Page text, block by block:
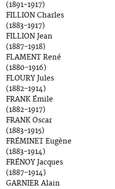
(1891-1917)
FILLION Charles
(1883-1917)
FILLION Jean
(1887-1918)
FLAMENT René
(1880-1916)
FLOURY Jules
(1882-1914)
FRANK Émile
(1882-1917)
FRANK Oscar
(1883-1915)
FRÉMINET Eugène
(1883-1914)
FRÉNOY Jacques
(1887-1914)
GARNIER Alain